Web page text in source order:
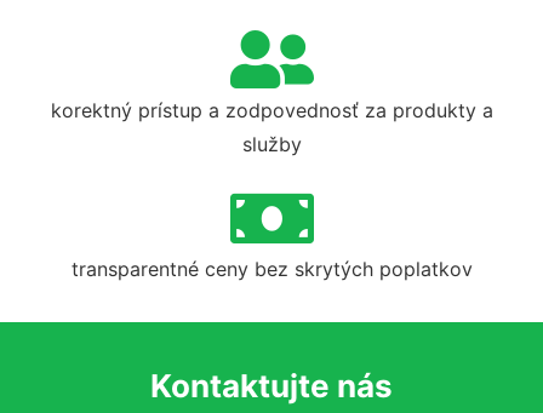
korektný prístup a zodpovednosť za produkty a
služby
transparentné ceny bez skrytých poplatkov
Kontaktujte nás